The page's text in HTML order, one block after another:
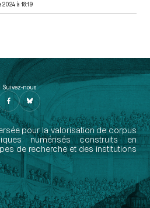
à 18:19
Suivez-nous
pour la valorisation de corpus
numérisés construits en
de recherche et des institutions